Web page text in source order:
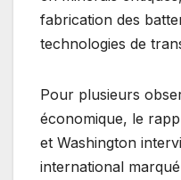
fabrication des
technologies de
Pour plusieurs
économique, le
et Washington
international